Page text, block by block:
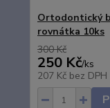
Ortodontický
rovnátka 10ks
300 Kč
250 Kč/ks
207 Kč bez DPH